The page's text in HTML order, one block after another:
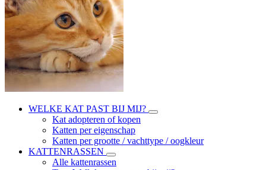
WELKE KAT PAST BIJ MIJ?
Kat adopteren of kopen
Katten per eigenschap
Katten per grootte / vachttype / oogkleur
KATTENRASSEN
Alle kattenrassen